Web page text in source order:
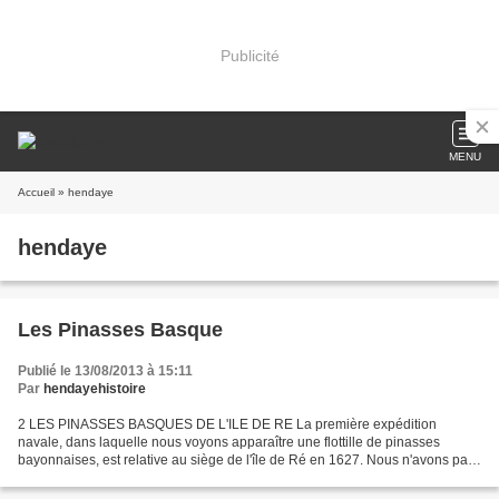
Publicité
MENU
Accueil » hendaye
hendaye
Les Pinasses Basque
Publié le 13/08/2013 à 15:11
Par hendayehistoire
2 LES PINASSES BASQUES DE L'ILE DE RE La première expédition
navale, dans laquelle nous voyons apparaître une flottille de pinasses
bayonnaises, est relative au siège de l'île de Ré en 1627. Nous n'avons pas